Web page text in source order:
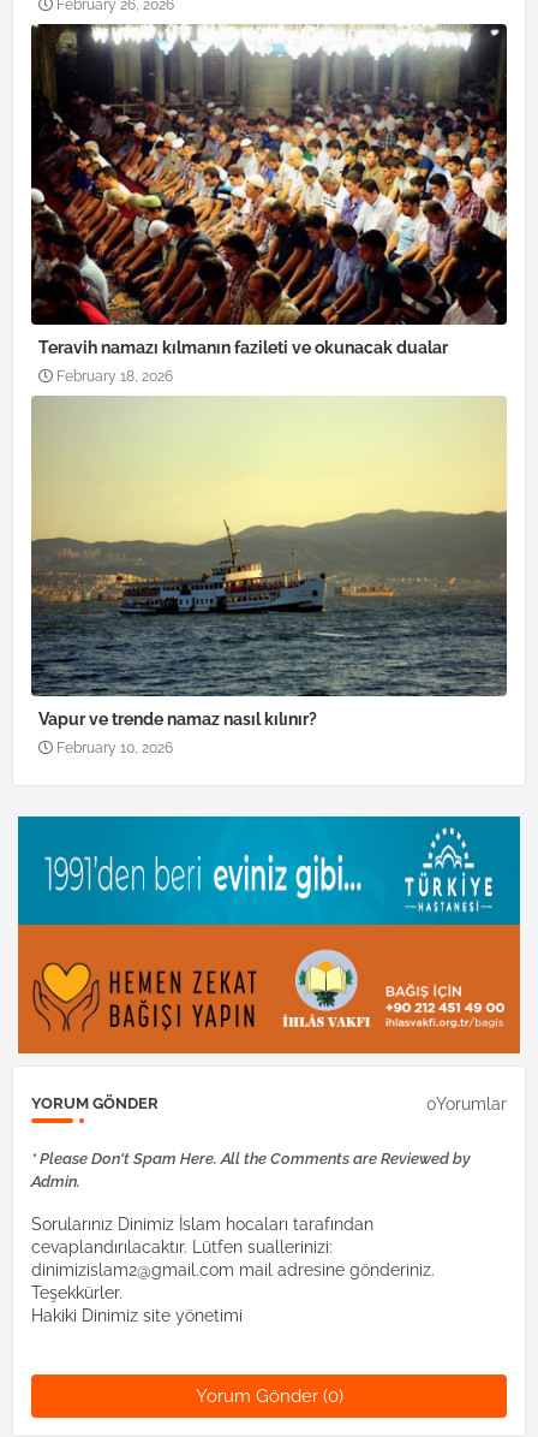
February 26, 2026
Teravih namazı kılmanın fazileti ve okunacak dualar
February 18, 2026
Vapur ve trende namaz nasıl kılınır?
February 10, 2026
YORUM GÖNDER 0Yorumlar
* Please Don't Spam Here. All the Comments are Reviewed by
Admin.
Sorularınız Dinimiz İslam hocaları tarafından
cevaplandırılacaktır. Lütfen suallerinizi:
dinimizislam2@gmail.com mail adresine gönderiniz.
Teşekkürler.
Hakiki Dinimiz site yönetimi
Yorum Gönder (0)